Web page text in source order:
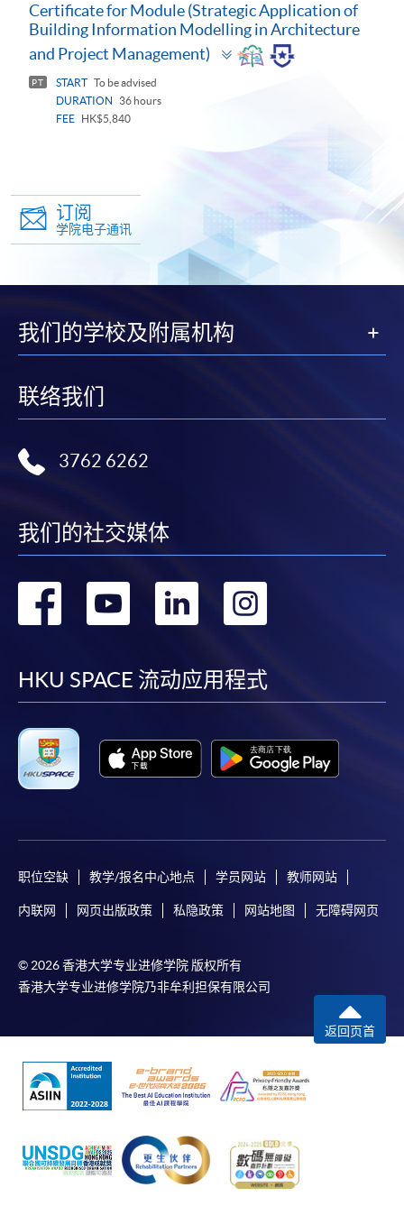
Certificate for Module (Strategic Application of
Building Information Modelling in Architecture
and Project Management)
Toggle
panel
PT START To be advised
DURATION
36 hours
FEE
HK$5,840
订阅
学院电子通讯
我们的学校及附属机构
联络我们
3762 6262
我们的社交媒体
转
facebook
转
youtube
转
linkedin
转
HKU SPACE 流动应用程式
职位空缺 教学/报名中心地点 学员网站 教师网站
内联网 网页出版政策 私隐政策 网站地图 无障碍网页
© 2026 香港大学专业进修学院 版权所有
香港大学专业进修学院乃非牟利担保有限公司
返回页首